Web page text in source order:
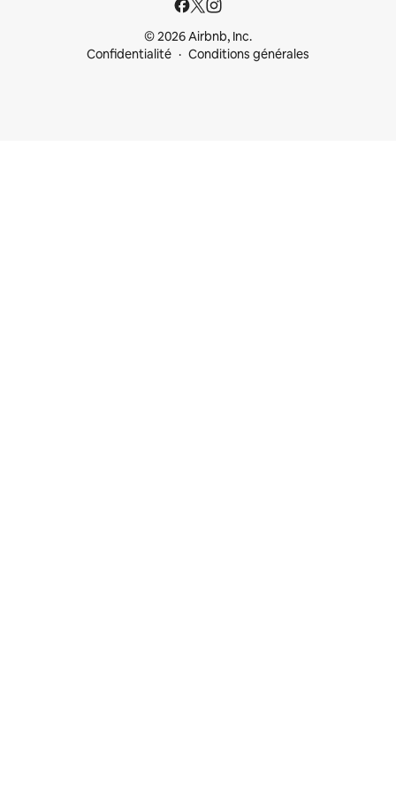
© 2026 Airbnb, Inc.
Confidentialité
Conditions générales